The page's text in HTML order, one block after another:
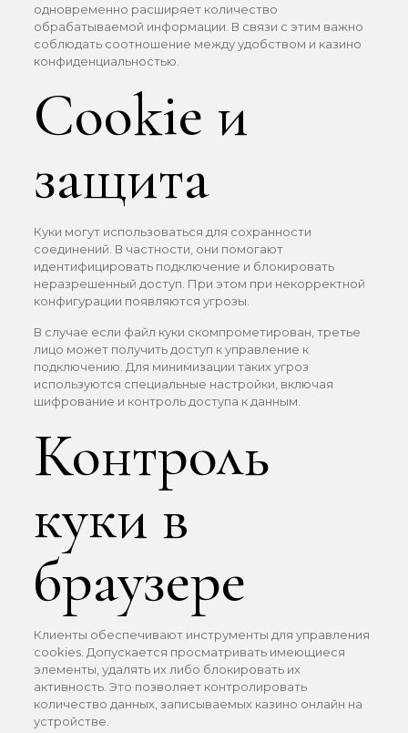
одновременно расширяет количество
обрабатываемой информации. В связи с этим важно
соблюдать соотношение между удобством и казино
конфиденциальностью.
Cookie и
защита
Куки могут использоваться для сохранности
соединений. В частности, они помогают
идентифицировать подключение и блокировать
неразрешенный доступ. При этом при некорректной
конфигурации появляются угрозы.
В случае если файл куки скомпрометирован, третье
лицо может получить доступ к управление к
подключению. Для минимизации таких угроз
используются специальные настройки, включая
шифрование и контроль доступа к данным.
Контроль
куки в
браузере
Клиенты обеспечивают инструменты для управления
cookies. Допускается просматривать имеющиеся
элементы, удалять их либо блокировать их
активность. Это позволяет контролировать
количество данных, записываемых казино онлайн на
устройстве.